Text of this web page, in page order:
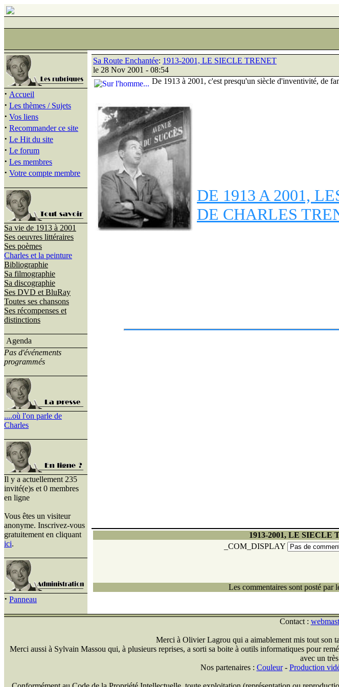
· Accueil
· Les thèmes / Sujets
· Vos liens
· Recommander ce site
· Le Hit du site
· Le forum
· Les membres
· Votre compte membre
Sa vie de 1913 à 2001
Ses oeuvres littéraires
Ses poèmes
Charles et la peinture
Bibliographie
Sa filmographie
Sa discographie
Ses DVD et BluRay
Toutes ses chansons
Ses récompenses et
distinctions
Agenda
Pas d'événements
programmés
....où l'on parle de
Charles
Il y a actuellement 235
invité(e)s et 0 membres
en ligne
Vous êtes un visiteur
anonyme. Inscrivez-vous
gratuitement en cliquant
ici.
· Panneau
Sa Route Enchantée: 1913-2001, LE SIECLE TRENET
le 28 Nov 2001 - 08:54
De 1913 à 2001, c'est presqu'un siècle d'inventivité, de
DE 1913 A 2001,
DE CHARLES
1913-2001, LE SIECLE
_COM_DISPLAY
Les commentaires sont posté par
Contact :
Merci à Olivier Lagrou qui a aimablement mis tout son
Merci aussi à Sylvain Massou qui, à plusieurs reprises, a sorti sa boite à outils informatiques pour
avec un
Nos partenaires : Couleur- Production